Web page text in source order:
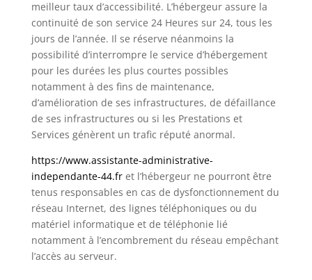
meilleur taux d’accessibilité. L’hébergeur assure la
continuité de son service 24 Heures sur 24, tous les
jours de l’année. Il se réserve néanmoins la
possibilité d’interrompre le service d’hébergement
pour les durées les plus courtes possibles
notamment à des fins de maintenance,
d’amélioration de ses infrastructures, de défaillance
de ses infrastructures ou si les Prestations et
Services génèrent un trafic réputé anormal.
https://www.assistante-administrative-
independante-44.fret l’hébergeur ne pourront être
tenus responsables en cas de dysfonctionnement du
réseau Internet, des lignes téléphoniques ou du
matériel informatique et de téléphonie lié
notamment à l’encombrement du réseau empêchant
l’accès au serveur.